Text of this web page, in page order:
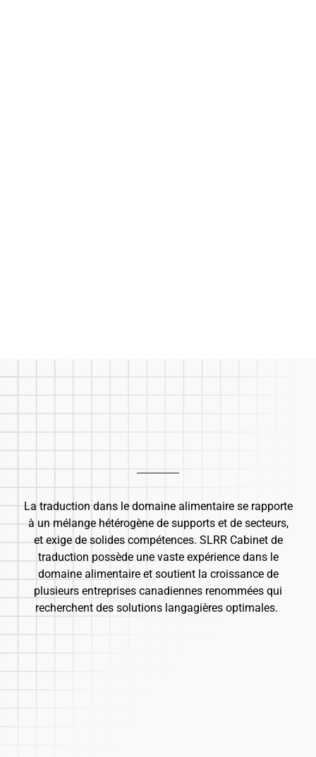
La traduction dans le domaine alimentaire se rapporte
à un mélange hétérogène de supports et de secteurs,
et exige de solides compétences. SLRR Cabinet de
traduction possède une vaste expérience dans le
domaine alimentaire et soutient la croissance de
plusieurs entreprises canadiennes renommées qui
recherchent des solutions langagières optimales.